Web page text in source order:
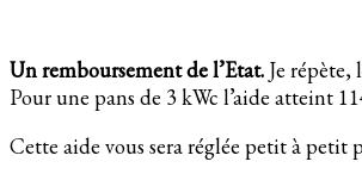
Un remboursement de l’Etat. Je
Pour une pans de 3 kWc l’aide atteint
Cette aide vous sera réglée petit à petit